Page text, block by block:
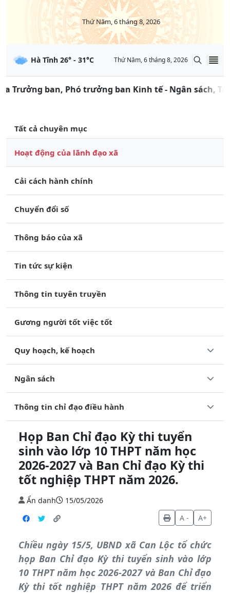
Thứ Năm, 6 tháng 8, 2026
Hà Tĩnh 26° - 31°C Thứ Năm, 6 tháng 8, 2026
ban, Phó trưởng ban Kinh tế - Ngân sách,
Tất cả chuyên mục
Hoạt động của lãnh đạo xã
Cải cách hành chính
Chuyển đổi số
Thông báo của xã
Tin tức sự kiện
Thông tin tuyên truyền
Gương người tốt việc tốt
Quy hoạch, kế hoạch
Ngân sách
Thông tin chỉ đạo điều hành
Họp Ban Chỉ đạo Kỳ thi tuyển
sinh vào lớp 10 THPT năm học
2026-2027 và Ban Chỉ đạo Kỳ thi
tốt nghiệp THPT năm 2026.
Ẩn danh
15/05/2026
A -
A+
Chiều ngày 15/5, UBND xã Can Lộc tổ chức
họp Ban Chỉ đạo Kỳ thi tuyển sinh vào lớp
10 THPT năm học 2026-2027 và Ban Chỉ đạo
Kỳ thi tốt nghiệp THPT năm 2026 để triển